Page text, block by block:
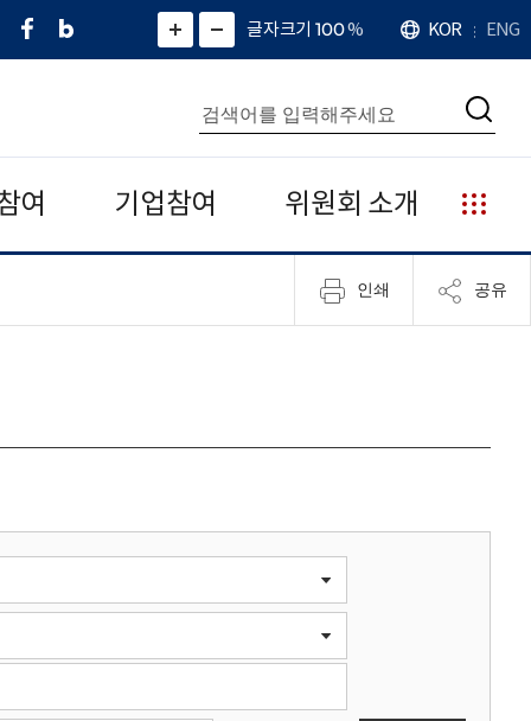
페
네
그
)
화
면
면
소
확
대
치
글자크기 100%
언
어
KOR ENG
통
합
검
색
검
여 기업참여 위원회 소개
누
리
집
안
인쇄 공유